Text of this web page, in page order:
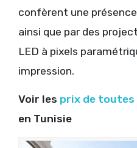
confèrent une
ainsi que par des
LED à pixels
impression.
Voir les prix de toutes
en Tunisie